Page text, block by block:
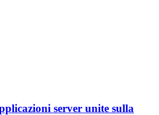
server unite sulla